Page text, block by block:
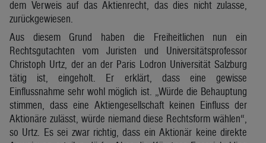
dem Verweis auf das Aktienrecht, das dies nicht zulasse,
zurückgewiesen.
Aus diesem Grund haben die Freiheitlichen nun ein
Rechtsgutachten vom Juristen und Universitätsprofessor
Christoph Urtz, der an der Paris Lodron Universität Salzburg
tätig ist, eingeholt. Er erklärt, dass eine gewisse
Einflussnahme sehr wohl möglich ist. „Würde die Behauptung
stimmen, dass eine Aktiengesellschaft keinen Einfluss der
Aktionäre zulässt, würde niemand diese Rechtsform wählen“,
so Urtz. Es sei zwar richtig, dass ein Aktionär keine direkte